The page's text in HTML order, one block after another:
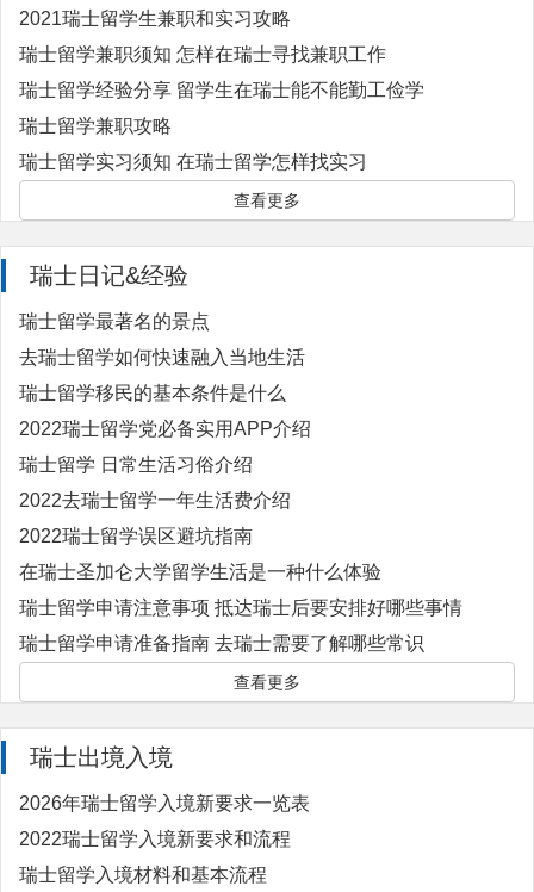
2021瑞士留学生兼职和实习攻略
瑞士留学兼职须知 怎样在瑞士寻找兼职工作
瑞士留学经验分享 留学生在瑞士能不能勤工俭学
瑞士留学兼职攻略
瑞士留学实习须知 在瑞士留学怎样找实习
查看更多
瑞士日记&经验
瑞士留学最著名的景点
去瑞士留学如何快速融入当地生活
瑞士留学移民的基本条件是什么
2022瑞士留学党必备实用APP介绍
瑞士留学 日常生活习俗介绍
2022去瑞士留学一年生活费介绍
2022瑞士留学误区避坑指南
在瑞士圣加仑大学留学生活是一种什么体验
瑞士留学申请注意事项 抵达瑞士后要安排好哪些事情
瑞士留学申请准备指南 去瑞士需要了解哪些常识
查看更多
瑞士出境入境
2026年瑞士留学入境新要求一览表
2022瑞士留学入境新要求和流程
瑞士留学入境材料和基本流程